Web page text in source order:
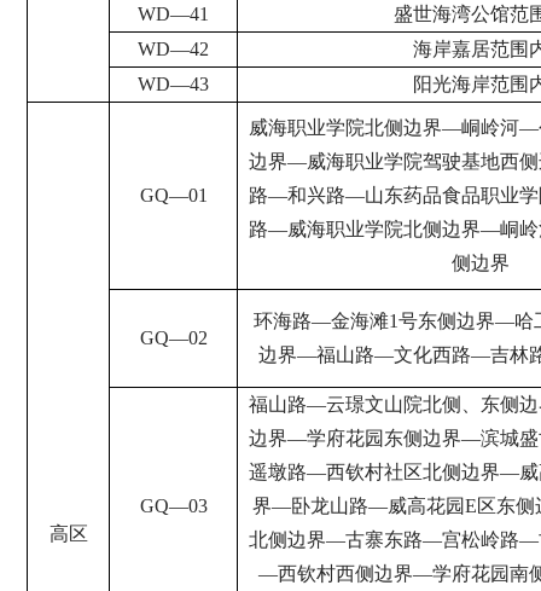
WD—41
盛世海湾公馆范
WD—42
海岸嘉居范围
WD—43 阳光海岸范围
高区
GQ—01
威海职业学院北侧边界—峒岭河—
边界—威海职业学院驾驶基地西
路—和兴路—山东药品食品职业
路—威海职业学院北侧边界—峒
侧边界
GQ—02
环海路—金海滩1号东侧边界—哈
边界—福山路—文化西路—吉林
GQ—03
福山路—云璟文山院北侧、东侧
边界—学府花园东侧边界—滨城
遥墩路—西钦村社区北侧边界—
界—卧龙山路—威高花园E区东侧
北侧边界—古寨东路—宫松岭路—
—西钦村西侧边界—学府花园南